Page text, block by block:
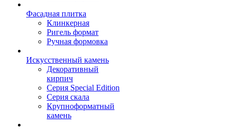
Фасадная плитка
Клинкерная
Ригель формат
Ручная формовка
Искусственный камень
Декоративный
кирпич
Серия Special Edition
Серия скала
Крупноформатный
камень